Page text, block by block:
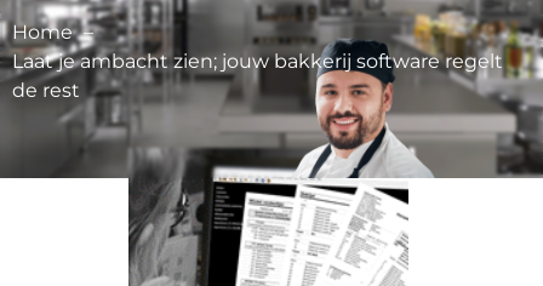
Home
Laat je ambacht zien; jouw bakkerij software regelt
de rest